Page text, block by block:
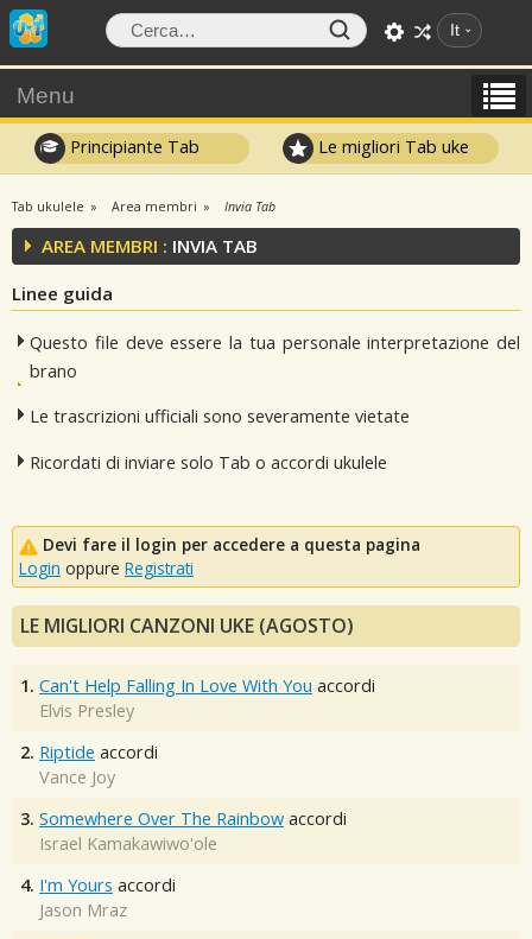
It
Menu
Principiante Tab Le migliori Tab uke
Tab ukulele Area membri Invia Tab
AREA MEMBRI : INVIA TAB
Linee guida
Questo file deve essere la tua personale interpretazione del
brano
Le trascrizioni ufficiali sono severamente vietate
Ricordati di inviare solo Tab o accordi ukulele
Devi fare il login per accedere a questa pagina
Login oppure Registrati
LE MIGLIORI CANZONI UKE (AGOSTO)
1. Can't Help Falling In Love With You accordi
Elvis Presley
2. Riptide accordi
Vance Joy
3. Somewhere Over The Rainbow accordi
Israel Kamakawiwo'ole
4. I'm Yours accordi
Jason Mraz